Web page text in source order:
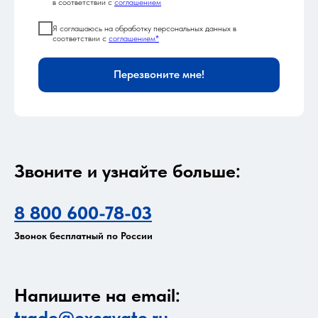
Я соглашаюсь на обработку персональных данных в
соответствии с соглашением*
Перезвоните мне!
Звоните и узнайте больше:
8 800 600-78-03
Звонок бесплатный по России
Напишите на email: